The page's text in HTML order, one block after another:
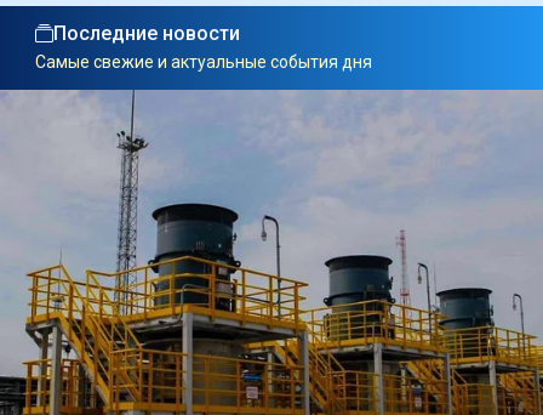
Последние новости
Самые свежие и актуальные события дня